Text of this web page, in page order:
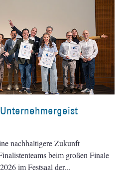
nachhaltigere Zukunft
beim großen Finale
im Festsaal der